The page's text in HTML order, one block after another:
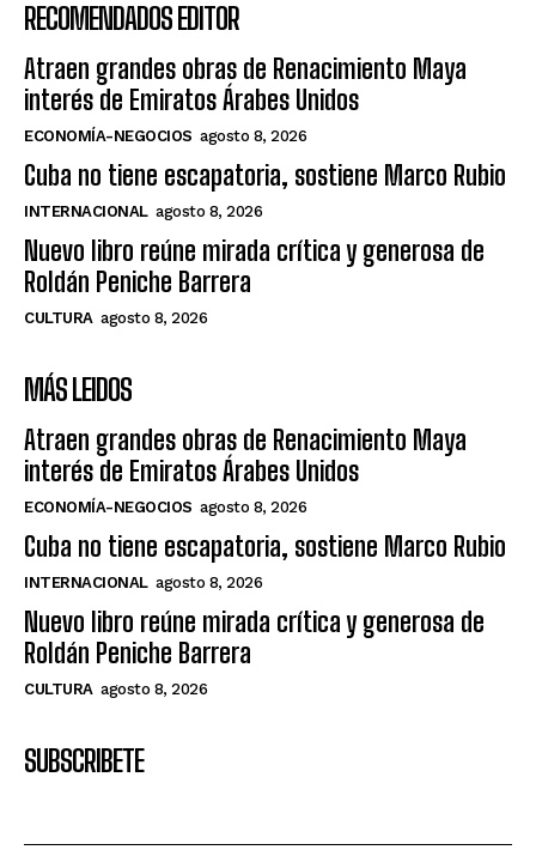
RECOMENDADOS EDITOR
Atraen grandes obras de Renacimiento Maya
interés de Emiratos Árabes Unidos
ECONOMÍA-NEGOCIOS agosto 8, 2026
Cuba no tiene escapatoria, sostiene Marco Rubio
INTERNACIONAL agosto 8, 2026
Nuevo libro reúne mirada crítica y generosa de
Roldán Peniche Barrera
CULTURA agosto 8, 2026
MÁS LEIDOS
Atraen grandes obras de Renacimiento Maya
interés de Emiratos Árabes Unidos
ECONOMÍA-NEGOCIOS agosto 8, 2026
Cuba no tiene escapatoria, sostiene Marco Rubio
INTERNACIONAL agosto 8, 2026
Nuevo libro reúne mirada crítica y generosa de
Roldán Peniche Barrera
CULTURA agosto 8, 2026
SUBSCRIBETE